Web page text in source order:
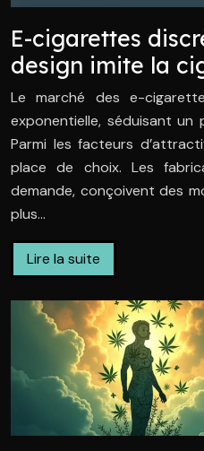
E-cigarettes
design imite la
Le marché des e-
exponentielle, séduisant un
Parmi les facteurs
place de choix. Les
demande, conçoivent des
plus…
Lire la suite